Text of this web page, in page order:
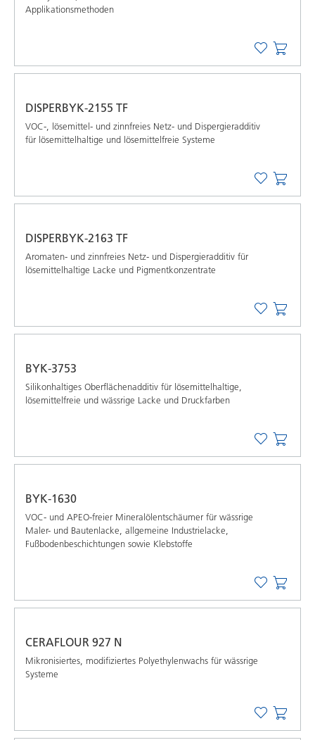
Applikationsmethoden
DISPERBYK-2155 TF
VOC-, lösemittel- und zinnfreies Netz- und Dispergieradditiv
für lösemittelhaltige und lösemittelfreie Systeme
DISPERBYK-2163 TF
Aromaten- und zinnfreies Netz- und Dispergieradditiv für
lösemittelhaltige Lacke und Pigmentkonzentrate
BYK-3753
Silikonhaltiges Oberflächenadditiv für lösemittelhaltige,
lösemittelfreie und wässrige Lacke und Druckfarben
BYK-1630
VOC- und APEO-freier Mineralölentschäumer für wässrige
Maler- und Bautenlacke, allgemeine Industrielacke,
Fußbodenbeschichtungen sowie Klebstoffe
CERAFLOUR 927 N
Mikronisiertes, modiﬁziertes Polyethylenwachs für wässrige
Systeme